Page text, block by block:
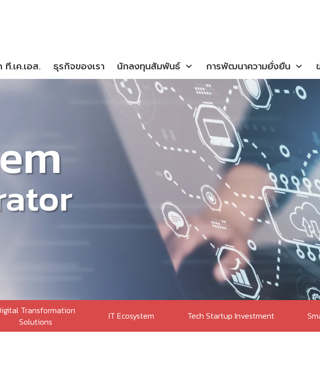
ที.เค.เอส. ธุรกิจของเรา นักลงทุนสัมพันธ์ การพัฒนาความยั่งยืน
Transformation
Solutions
IT Ecosystem Tech Startup Investment